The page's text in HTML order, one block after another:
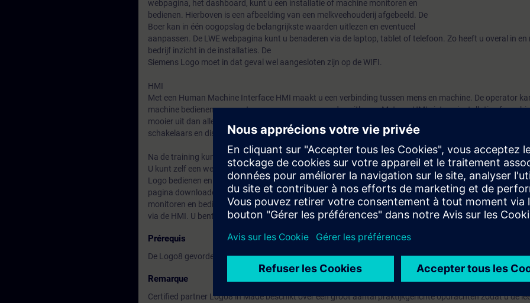
webpagina, het dashboard, kunt u een installatie of machine monitoren en
bedienen. Hierboven is een afbeelding van een melkveehouderij afgebeeld. De
Boer kan in één oogopslag de belangrijkste waarden uitlezen en eventueel
aanpassen. De LWE webpagina kunt u benaderen via de laptop, tablet of telefoon. Zo heeft u overal in
bedrijf inzicht in de installaties. De
Siemens Logo moet in dat geval wel aangesloten zijn op de WIFI.
HMI
Met een Human Machine Interface HMI maakt u een verbinding tussen mens en machine. De operator
machine bedienen, parameters aanpassen en waardes uitlezen. Met een HMI ziet uw installatie of
mooier uit dan allemaal losse
schakelaars en displays. Ook vergroot de HMI de mogelijkheden en het bedieningsgemak van de Siemens
Na de training kunt / beheert u:
U kunt zelf een webpagina maken met LWE en deze downloaden in de Siemens Logo. U kunt de
Logo bedienen en monitoren via de webpagina. U kunt een HMI koppelen aan de Siemens Logo en uw
pagina downloaden. U bent bekend met VM mapping. U begrijpt termen als Bit, Byte, Word en Dword. U
monitoren en bedienen
via de HMI. U bent bekend met de IP-adressen
Prérequis
De Logo8 gevorderden opleiding of voldoende aantoonbare ervaring.
Remarque
Certified partner Logo8 in Made beschikt over een groot aantal praktijkgerichte opdrachten zodat u de